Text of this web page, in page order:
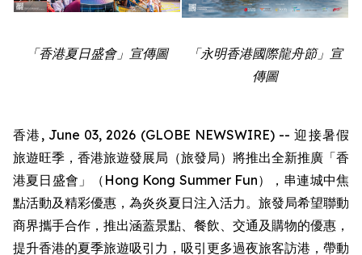
「香港夏日盛會」宣傳圖
「永明香港國際龍舟節」宣
傳圖
香港, June 03, 2026 (GLOBE NEWSWIRE) -- 迎接暑假
旅遊旺季，香港旅遊發展局（旅發局）將推出全新推廣「香
港夏日盛會」（Hong Kong Summer Fun），串連城中焦
點活動及精彩優惠，為炎炎夏日注入活力。旅發局希望聯動
商界攜手合作，推出涵蓋景點、餐飲、交通及購物的優惠，
提升香港的夏季旅遊吸引力，吸引更多過夜旅客訪港，帶動